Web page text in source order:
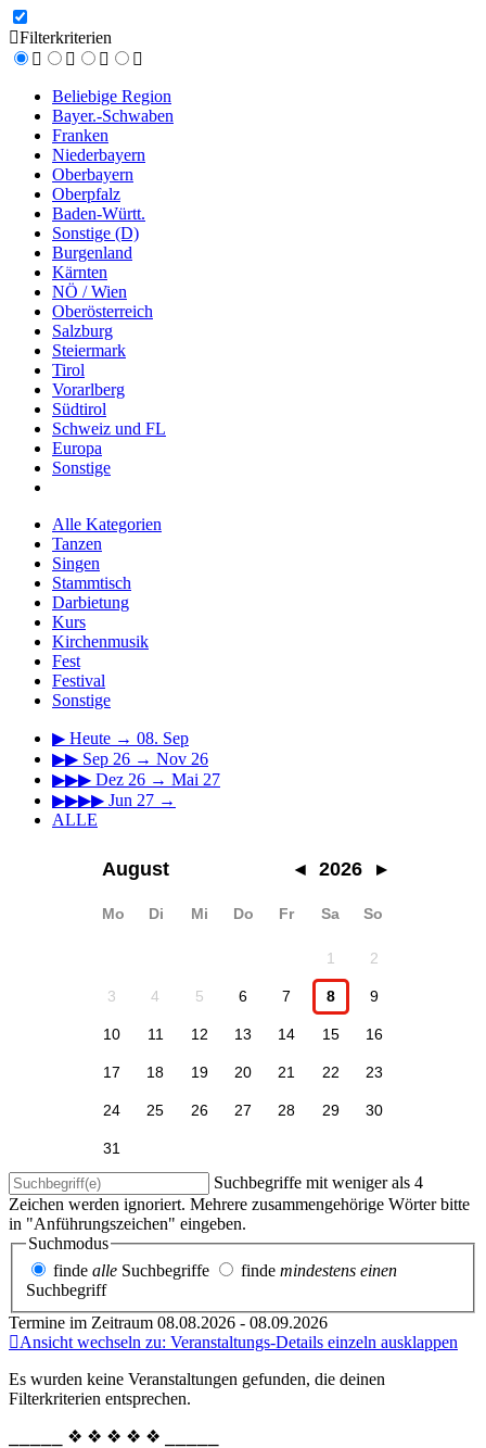
Filterkriterien
Beliebige Region
Bayer.-Schwaben
Franken
Niederbayern
Oberbayern
Oberpfalz
Baden-Württ.
Sonstige (D)
Burgenland
Kärnten
NÖ / Wien
Oberösterreich
Salzburg
Steiermark
Tirol
Vorarlberg
Südtirol
Schweiz und FL
Europa
Sonstige
Alle Kategorien
Tanzen
Singen
Stammtisch
Darbietung
Kurs
Kirchenmusik
Fest
Festival
Sonstige
▶ Heute → 08. Sep
▶▶ Sep 26 → Nov 26
▶▶▶ Dez 26 → Mai 27
▶▶▶▶ Jun 27 →
ALLE
August ◂ 2026 ▸
Mo Di Mi Do Fr Sa So
1 2
3 4 5 6 7 8 9
10 11 12 13 14 15 16
17 18 19 20 21 22 23
24 25 26 27 28 29 30
31
Suchbegriffe mit weniger als 4
Zeichen werden ignoriert. Mehrere zusammengehörige Wörter bitte
in "Anführungszeichen" eingeben.
Suchmodus
finde alle Suchbegriffe finde mindestens einen
Suchbegriff
Termine im Zeitraum 08.08.2026 - 08.09.2026
Ansicht wechseln zu: Veranstaltungs-Details einzeln ausklappen
Es wurden keine Veranstaltungen gefunden, die deinen
Filterkriterien entsprechen.
⎯⎯⎯⎯⎯ ❖ ❖ ❖ ❖ ❖ ⎯⎯⎯⎯⎯